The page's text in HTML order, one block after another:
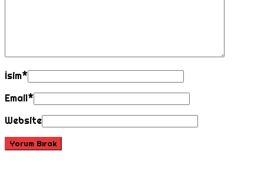
İsim*
Email*
Website